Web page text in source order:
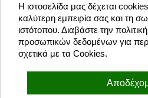
Blog
Join the Party!
Συμφωνώ με τους όρους χρήσης
Η ιστοσελίδα μας δέχεται
καλύτερη εμπειρία σας και τη
ιστότοπου. Διαβάστε την
προσωπικών δεδομένων για
σχετικά με τα Cookies.